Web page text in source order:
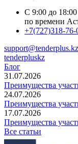
С 9:00 до 18:00
по времени
+7(727)318-76-
support@tenderplus.kz
tenderpluskz
Блог
31.07.2026
Преимущества
24.07.2026
Преимущества
17.07.2026
Преимущества
Все статьи